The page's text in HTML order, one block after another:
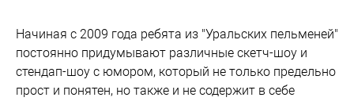
Начиная с 2009 года ребята из "Уральских пельменей"
постоянно придумывают различные скетч-шоу и
стендап-шоу с юмором, который не только предельно
прост и понятен, но также и не содержит в себе